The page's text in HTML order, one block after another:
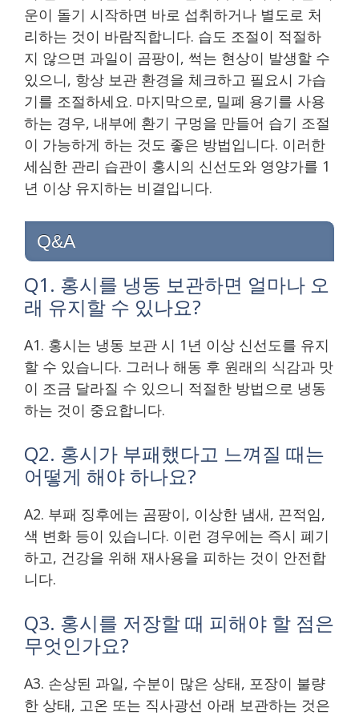
운이 돌기 시작하면 바로 섭취하거나 별도로 처
리하는 것이 바람직합니다. 습도 조절이 적절하
지 않으면 과일이 곰팡이, 썩는 현상이 발생할 수
있으니, 항상 보관 환경을 체크하고 필요시 가습
기를 조절하세요. 마지막으로, 밀폐 용기를 사용
하는 경우, 내부에 환기 구멍을 만들어 습기 조절
이 가능하게 하는 것도 좋은 방법입니다. 이러한
세심한 관리 습관이 홍시의 신선도와 영양가를 1
년 이상 유지하는 비결입니다.
Q&A
Q1. 홍시를 냉동 보관하면 얼마나 오
래 유지할 수 있나요?
A1. 홍시는 냉동 보관 시 1년 이상 신선도를 유지
할 수 있습니다. 그러나 해동 후 원래의 식감과 맛
이 조금 달라질 수 있으니 적절한 방법으로 냉동
하는 것이 중요합니다.
Q2. 홍시가 부패했다고 느껴질 때는
어떻게 해야 하나요?
A2. 부패 징후에는 곰팡이, 이상한 냄새, 끈적임,
색 변화 등이 있습니다. 이런 경우에는 즉시 폐기
하고, 건강을 위해 재사용을 피하는 것이 안전합
니다.
Q3. 홍시를 저장할 때 피해야 할 점은
무엇인가요?
A3. 손상된 과일, 수분이 많은 상태, 포장이 불량
한 상태, 고온 또는 직사광선 아래 보관하는 것은